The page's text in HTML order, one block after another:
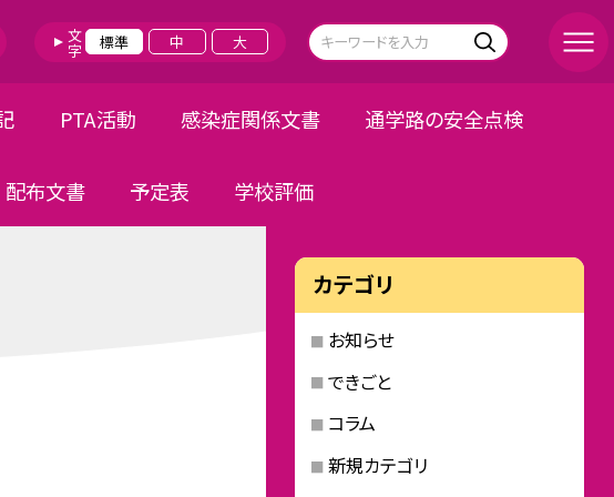
文字 標準 中 大
PTA活動 感染症関係文書 通学路の安全点検
配布文書 予定表 学校評価
カテゴリ
お知らせ
できごと
コラム
新規カテゴリ